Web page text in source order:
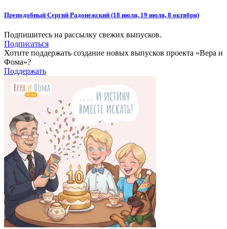
Преподобный Сергий Радонежский (18 июля, 19 июля, 8 октября)
Подпишитесь на рассылку свежих выпусков.
Подписаться
Хотите поддержать создание новых выпусков проекта «Вера и
Фома»?
Поддержать